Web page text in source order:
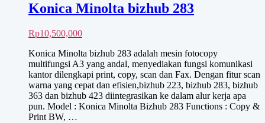
Konica Minolta bizhub 283
Rp10,500,000
Konica Minolta bizhub 283 adalah mesin fotocopy
multifungsi A3 yang andal, menyediakan fungsi komunikasi
kantor dilengkapi print, copy, scan dan Fax. Dengan fitur scan
warna yang cepat dan efisien,bizhub 223, bizhub 283, bizhub
363 dan bizhub 423 diintegrasikan ke dalam alur kerja apa
pun. Model : Konica Minolta Bizhub 283 Functions : Copy &
Print BW, …